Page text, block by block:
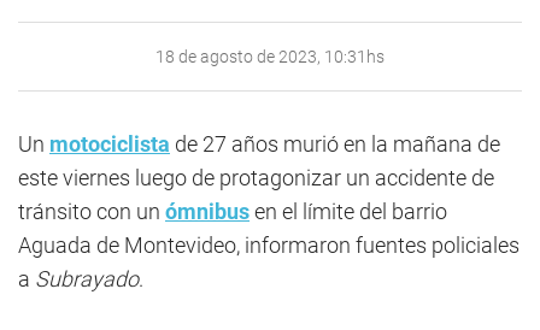
18 de agosto de 2023, 10:31hs
Un motociclista de 27 años murió en la mañana de
este viernes luego de protagonizar un accidente de
tránsito con un ómnibusen el límite del barrio
Aguada de Montevideo, informaron fuentes policiales
a Subrayado.